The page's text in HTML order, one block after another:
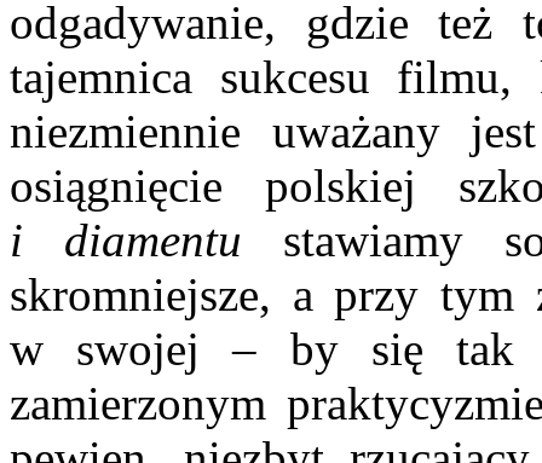
odgadywanie, gdzie też
tajemnica sukcesu
niezmiennie uważany
osiągnięcie polskiej
i diamentu stawiamy
skromniejsze, a przy tym
w swojej – by się tak
zamierzonym